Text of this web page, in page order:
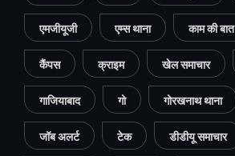
एमजीयूजी एम्स थाना काम की बात
कैंपस क्राइम खेल समाचार
गाजियाबाद गो गोरखनाथ थाना
जॉब अलर्ट टेक डीडीयू समाचार